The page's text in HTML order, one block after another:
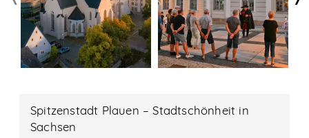
Spitzenstadt Plauen – Stadtschönheit in
Sachsen